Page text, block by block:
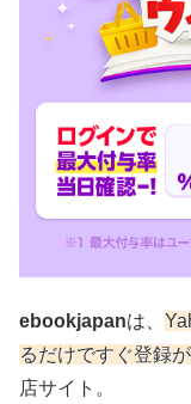
ebookjapanは、
るだけですぐ登録
店サイト。